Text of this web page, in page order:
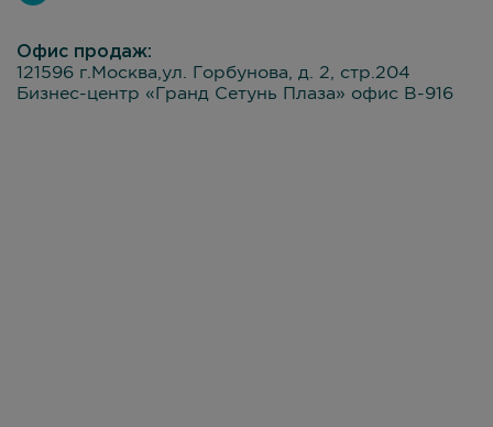
Офис продаж:
121596 г.Москва,ул. Горбунова, д. 2, стр.204
Бизнес-центр «Гранд Сетунь Плаза» офис В-916